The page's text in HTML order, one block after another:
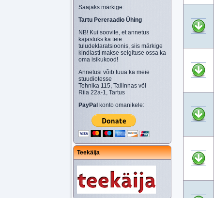
Saajaks märkige:
Tartu Pereraadio Ühing
NB! Kui soovite, et annetus
kajastuks ka teie
tuludeklaratsioonis, siis märkige
kindlasti makse selgituse ossa ka
oma isikukood!
Annetusi võib tuua ka meie
stuudiotesse
Tehnika 115, Tallinnas või
Riia 22a-1, Tartus
PayPal konto omanikele:
Teekäija